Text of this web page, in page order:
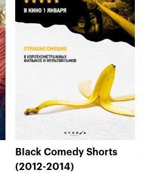
Black Comedy Shorts
(2012-2014)